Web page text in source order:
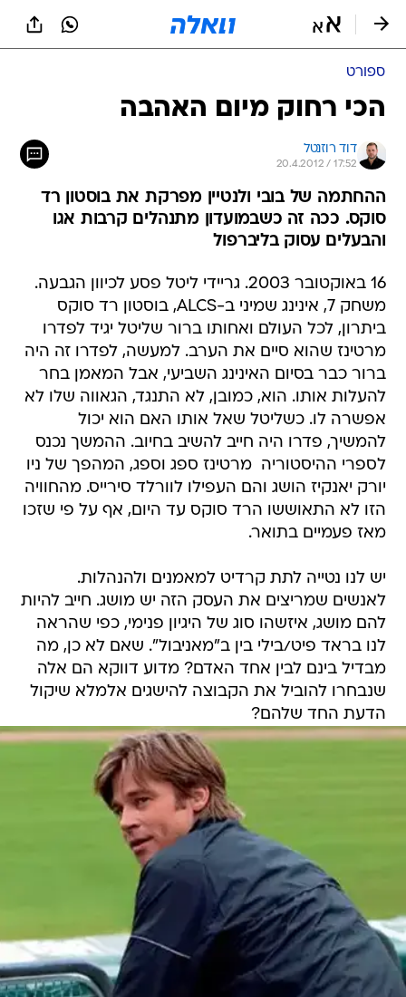
ספורט
הכי רחוק מיום האהבה
דוד רוזנטל
20.4.2012 / 17:52
ההחתמה של בובי ולנטיין מפרקת את בוסטון רד
סוקס. ככה זה כשבמועדון מתנהלים קרבות אגו
והבעלים עסוק בליברפול
16 באוקטובר 2003. גריידי ליטל פסע לכיוון הגבעה.
משחק 7, אינינג שמיני ב-ALCS, בוסטון רד סוקס
ביתרון, לכל העולם ואחותו ברור שליטל יגיד לפדרו
מרטינז שהוא סיים את הערב. למעשה, לפדרו זה היה
ברור כבר בסיום האינינג השביעי, אבל המאמן בחר
להעלות אותו. הוא, כמובן, לא התנגד, הגאווה שלו לא
אפשרה לו. כשליטל שאל אותו האם הוא יכול
להמשיך, פדרו היה חייב להשיב בחיוב. ההמשך נכנס
לספרי ההיסטוריה  מרטינז ספג וספג, המהפך של ניו
יורק יאנקיז הושג והם העפילו לוורלד סירייס. מהחוויה
הזו לא התאוששו הרד סוקס עד היום, אף על פי שזכו
מאז פעמיים בתואר.
יש לנו נטייה לתת קרדיט למאמנים ולהנהלות.
לאנשים שמריצים את העסק הזה יש מושג. חייב להיות
להם מושג, איזשהו סוג של היגיון פנימי, כפי שהראה
לנו בראד פיט/בילי בין ב"מאניבול". שאם לא כן, מה
מבדיל בינם לבין אחד האדם? מדוע דווקא הם אלה
שנבחרו להוביל את הקבוצה להישגים אלמלא שיקול
הדעת החד שלהם?